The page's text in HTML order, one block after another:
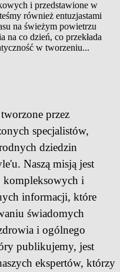
i przedstawione w
również entuzjastami
na świeżym powietrzu
na co dzień, co przekłada
w tworzeniu...
przez
specjalistów,
dziedzin
Naszą misją jest
kompleksowych i
informacji, które
świadomych
i ogólnego
publikujemy, jest
ekspertów, którzy